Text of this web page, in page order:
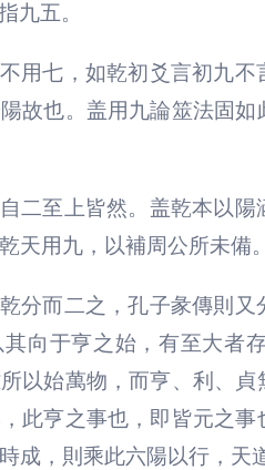
九五。
用七，如乾初爻言初九
故也。盖用九論筮法固
二至上皆然。盖乾本以
天用九，以補周公所未備。
分而二之，孔子彖傳則
向于亨之始，有至大者
以始萬物，而亨、利、
此亨之事也，即皆元之
成，則乘此六陽以行，天